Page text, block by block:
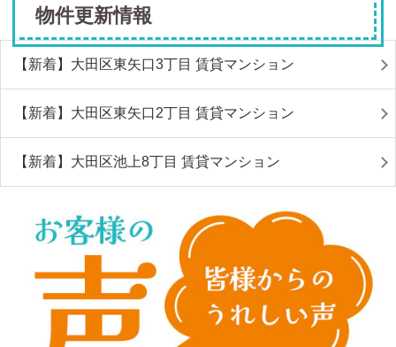
物件更新情報
【新着】大田区東矢口3丁目 賃貸マンション
【新着】大田区東矢口2丁目 賃貸マンション
【新着】大田区池上8丁目 賃貸マンション